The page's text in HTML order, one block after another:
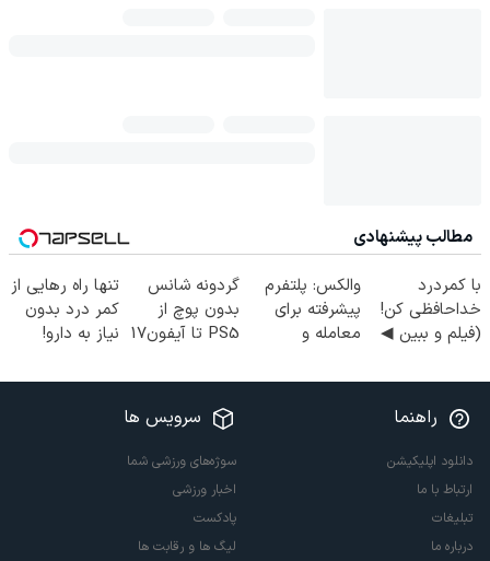
مطالب پیشنهادی
با کمردرد
خداحافظی کن!
(فیلم و ببین ◀
پرکن)
والکس: پلتفرم
پیشرفته برای
معامله و
ایمن
گردونه شانس
بدون پوچ از
PS5 تا آیفون17
تنها راه رهایی از
کمر درد بدون
نیاز به دارو!
راهنما
دانلود اپلیکیشن
ارتباط با ما
تبلیغات
درباره ما
سرویس ها
سوژه‌های ورزشی شما
اخبار ورزشی
پادکست
لیگ ها و رقابت ها